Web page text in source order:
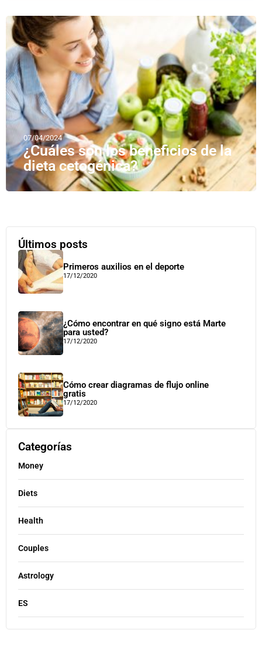
07/04/2024
¿Cuáles son los beneficios de la
dieta cetogénica?
Últimos posts
Primeros auxilios en el deporte
17/12/2020
¿Cómo encontrar en qué signo está Marte
para usted?
17/12/2020
Cómo crear diagramas de flujo online
gratis
17/12/2020
Categorías
Money
Diets
Health
Couples
Astrology
ES